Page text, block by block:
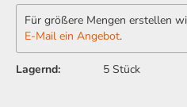
Für größere Mengen erstellen
E-Mail ein Angebot.
Lagernd: 5 Stück